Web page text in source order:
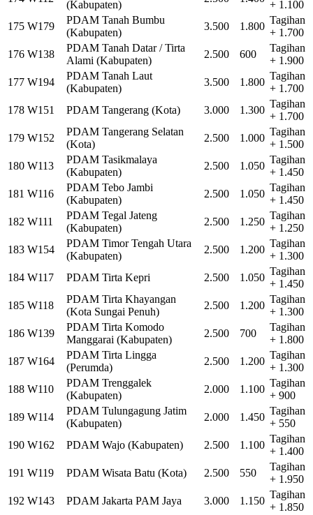
(Kabupaten)
+ 1.100
175 W179
PDAM Tanah Bumbu
(Kabupaten)
3.500 1.800
Tagihan
+ 1.700
176 W138
PDAM Tanah Datar / Tirta
Alami (Kabupaten)
2.500 600
Tagihan
+ 1.900
177 W194
PDAM Tanah Laut
(Kabupaten)
3.500 1.800
Tagihan
+ 1.700
178 W151 PDAM Tangerang (Kota) 3.000 1.300
Tagihan
+ 1.700
179 W152
PDAM Tangerang Selatan
(Kota)
2.500 1.000
Tagihan
+ 1.500
180 W113
PDAM Tasikmalaya
(Kabupaten)
2.500 1.050
Tagihan
+ 1.450
181 W116
PDAM Tebo Jambi
(Kabupaten)
2.500 1.050
Tagihan
+ 1.450
182 W111
PDAM Tegal Jateng
(Kabupaten)
2.500 1.250
Tagihan
+ 1.250
183 W154
PDAM Timor Tengah Utara
(Kabupaten)
2.500 1.200
Tagihan
+ 1.300
184 W117 PDAM Tirta Kepri 2.500 1.050
Tagihan
+ 1.450
185 W118
PDAM Tirta Khayangan
(Kota Sungai Penuh)
2.500 1.200
Tagihan
+ 1.300
186 W139
PDAM Tirta Komodo
Manggarai (Kabupaten)
2.500 700
Tagihan
+ 1.800
187 W164
PDAM Tirta Lingga
(Perumda)
2.500 1.200
Tagihan
+ 1.300
188 W110
PDAM Trenggalek
(Kabupaten)
2.000 1.100
Tagihan
+ 900
189 W114
PDAM Tulungagung Jatim
(Kabupaten)
2.000 1.450
Tagihan
+ 550
190 W162 PDAM Wajo (Kabupaten) 2.500 1.100
Tagihan
+ 1.400
191 W119 PDAM Wisata Batu (Kota) 2.500 550
Tagihan
+ 1.950
192 W143 PDAM Jakarta PAM Jaya 3.000 1.150
Tagihan
+ 1.850